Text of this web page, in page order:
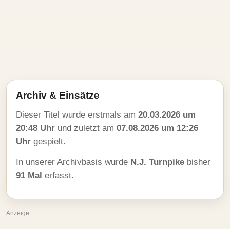
Archiv & Einsätze
Dieser Titel wurde erstmals am 20.03.2026 um
20:48 Uhr und zuletzt am 07.08.2026 um 12:26
Uhr gespielt.
In unserer Archivbasis wurde N.J. Turnpike bisher
91 Mal erfasst.
Anzeige